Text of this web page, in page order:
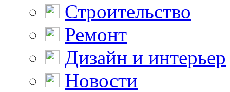
Строительство
Ремонт
Дизайн и интерьер
Новости